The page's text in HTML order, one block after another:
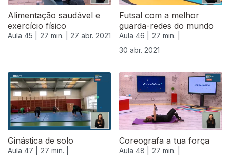
Alimentação saudável e
exercício físico
Aula 45 | 27 min. | 27 abr. 2021
Futsal com a melhor
guarda-redes do mundo
Aula 46 |
27 min. |
30 abr. 2021
Ginástica de solo
Aula 47 |
27 min. |
Coreografa a tua força
Aula 48 |
27 min. |
542350